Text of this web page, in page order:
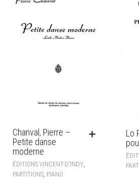
Chanval, Pierre –
Petite danse
moderne
ÉDITIONS VINCENT-D'INDY
PARTITIONS PIANO
Lo